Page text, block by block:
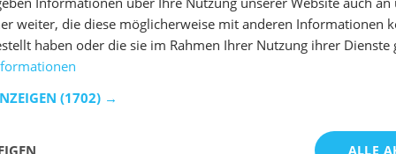
ist.
ist der Link veraltet.
wieder auf Kurs zu kommen.
zu suchen.
weiter, die diese möglicherweise mit anderen Informationen
haben oder die sie im Rahmen Ihrer Nutzung ihrer Dienste
(1702) →
ALLE